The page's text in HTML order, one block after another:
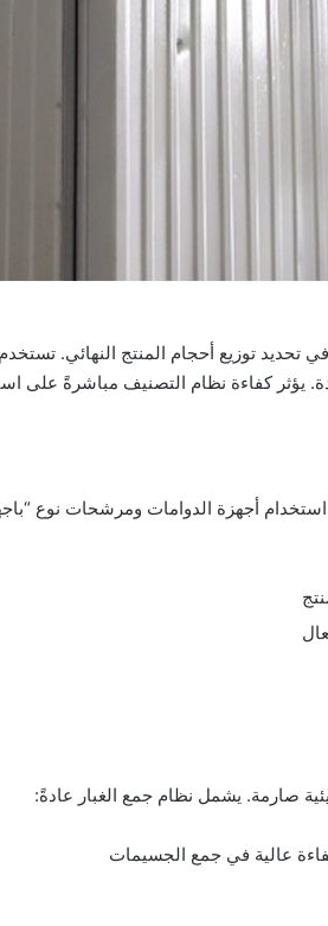
تحديد توزيع أحجام المنتج النهائي.
يؤثر كفاءة نظام التصنيف مباشرةً على
صارمة. يشمل نظام جمع الغبار عادةً:
عالية في جمع الجسيمات